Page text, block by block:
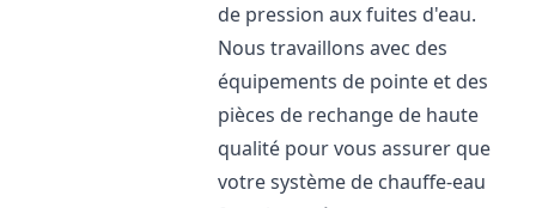
de pression aux fuites d'eau.
Nous travaillons avec des
équipements de pointe et des
pièces de rechange de haute
qualité pour vous assurer que
votre système de chauffe-eau